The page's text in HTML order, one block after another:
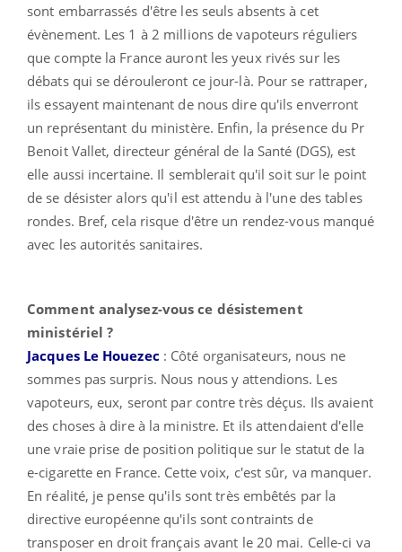
sont embarrassés d'être les seuls absents à cet
évènement. Les 1 à 2 millions de vapoteurs réguliers
que compte la France auront les yeux rivés sur les
débats qui se dérouleront ce jour-là. Pour se rattraper,
ils essayent maintenant de nous dire qu'ils enverront
un représentant du ministère. Enfin, la présence du Pr
Benoit Vallet, directeur général de la Santé (DGS), est
elle aussi incertaine. Il semblerait qu'il soit sur le point
de se désister alors qu'il est attendu à l'une des tables
rondes. Bref, cela risque d'être un rendez-vous manqué
avec les autorités sanitaires.
Comment analysez-vous ce désistement
ministériel ?
Jacques Le Houezec : Côté organisateurs, nous ne
sommes pas surpris. Nous nous y attendions. Les
vapoteurs, eux, seront par contre très déçus. Ils avaient
des choses à dire à la ministre. Et ils attendaient d'elle
une vraie prise de position politique sur le statut de la
e-cigarette en France. Cette voix, c'est sûr, va manquer.
En réalité, je pense qu'ils sont très embêtés par la
directive européenne qu'ils sont contraints de
transposer en droit français avant le 20 mai. Celle-ci va